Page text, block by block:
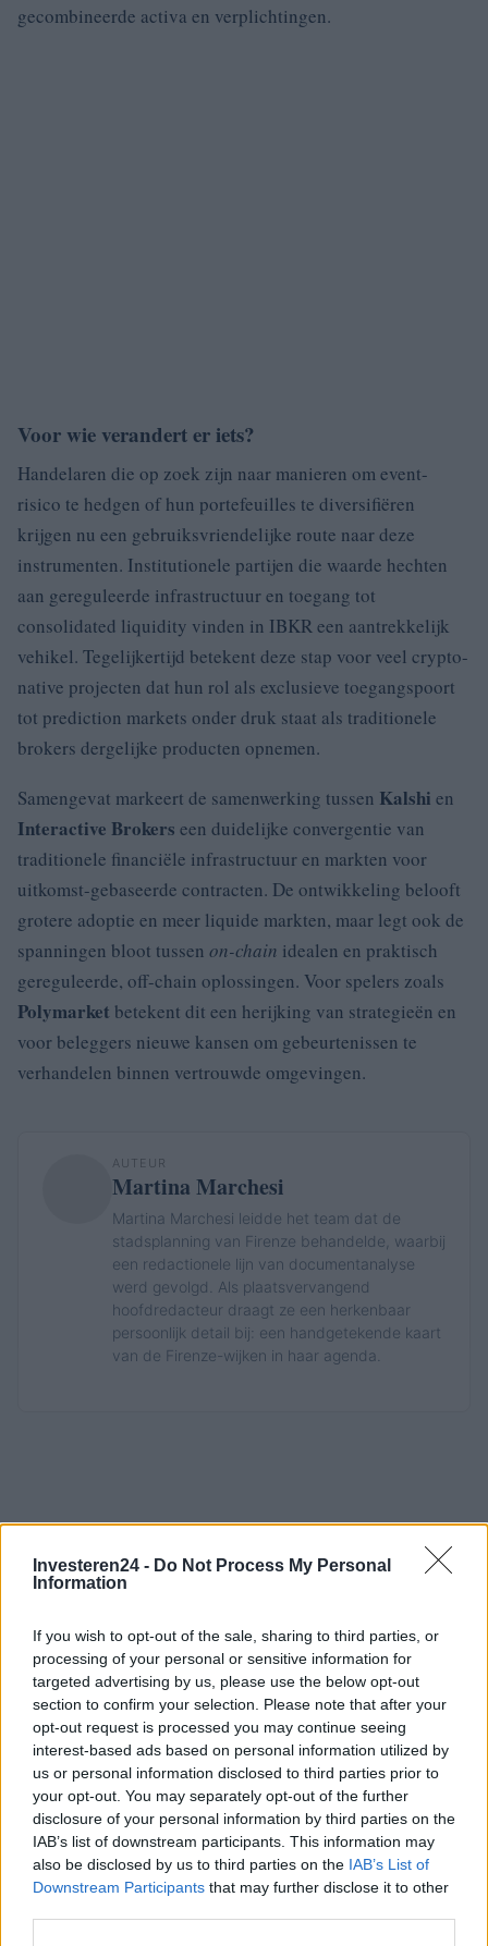
Investeren24 - Do Not Process My Personal
Information
If you wish to opt-out of the sale, sharing to third parties, or
processing of your personal or sensitive information for
targeted advertising by us, please use the below opt-out
section to confirm your selection. Please note that after your
opt-out request is processed you may continue seeing
interest-based ads based on personal information utilized by
us or personal information disclosed to third parties prior to
your opt-out. You may separately opt-out of the further
disclosure of your personal information by third parties on the
IAB’s list of downstream participants. This information may
also be disclosed by us to third parties on the IAB’s List of
Downstream Participants that may further disclose it to other
gecombineerde activa en verplichtingen.
Voor wie verandert er iets?
Handelaren die op zoek zijn naar manieren om event-
risico te hedgen of hun portefeuilles te diversifiëren
krijgen nu een gebruiksvriendelijke route naar deze
instrumenten. Institutionele partijen die waarde hechten
aan gereguleerde infrastructuur en toegang tot
consolidated liquidity vinden in IBKR een aantrekkelijk
vehikel. Tegelijkertijd betekent deze stap voor veel crypto-
native projecten dat hun rol als exclusieve toegangspoort
tot prediction markets onder druk staat als traditionele
brokers dergelijke producten opnemen.
Samengevat markeert de samenwerking tussen Kalshi en
Interactive Brokers een duidelijke convergentie van
traditionele financiële infrastructuur en markten voor
uitkomst-gebaseerde contracten. De ontwikkeling belooft
grotere adoptie en meer liquide markten, maar legt ook de
spanningen bloot tussen on-chain idealen en praktisch
gereguleerde, off-chain oplossingen. Voor spelers zoals
Polymarket betekent dit een herijking van strategieën en
voor beleggers nieuwe kansen om gebeurtenissen te
verhandelen binnen vertrouwde omgevingen.
AUTEUR
Martina Marchesi
Martina Marchesi leidde het team dat de
stadsplanning van Firenze behandelde, waarbij
een redactionele lijn van documentanalyse
werd gevolgd. Als plaatsvervangend
hoofdredacteur draagt ze een herkenbaar
persoonlijk detail bij: een handgetekende kaart
van de Firenze-wijken in haar agenda.
Verder lezen